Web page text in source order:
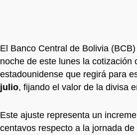
El Banco Central de Bolivia
noche de este lunes la cotización
estadounidense que regirá para
julio, fijando el valor de la divisa
Este ajuste representa un
centavos respecto a la jornada de